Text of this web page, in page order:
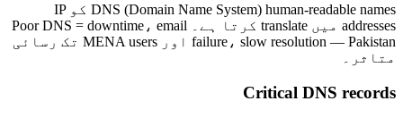
DNS (Domain Name System) human-readable names کو IP
addresses میں translate کرتا ہے۔ Poor DNS = downtime، email
failure، slow resolution — Pakistan اور MENA users تک رسائی
متاثر۔
Critical DNS records